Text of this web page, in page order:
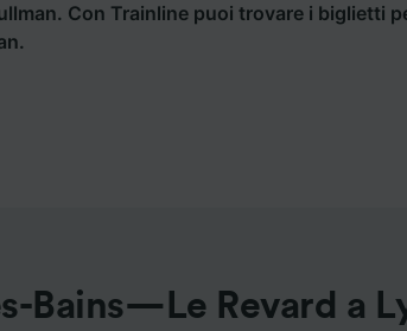
Con Trainline puoi trovare i biglietti
Bains—Le Revard a